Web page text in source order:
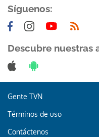
Síguenos:
Descubre nuestras
Gente TVN
Términos de uso
Contáctenos